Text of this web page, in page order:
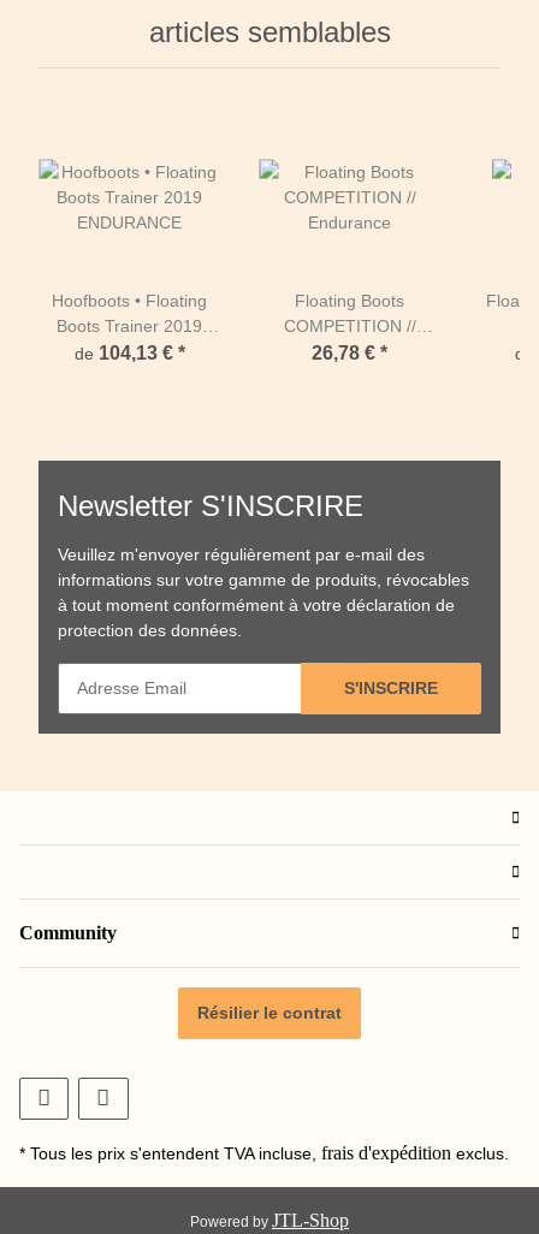
articles semblables
Hoofboots • Floating
Boots Trainer 2019
ENDURANCE
de 104,13 € *
Floating Boots
COMPETITION //
Endurance
26,78 € *
de
Newsletter S'INSCRIRE
Veuillez m'envoyer régulièrement par e-mail des
informations sur votre gamme de produits, révocables
à tout moment conformément à votre déclaration de
protection des données
S'INSCRIRE
Community
Résilier le contrat
* Tous les prix s'entendent TVA incluse, frais d'expédition exclus.
Powered by JTL-Shop